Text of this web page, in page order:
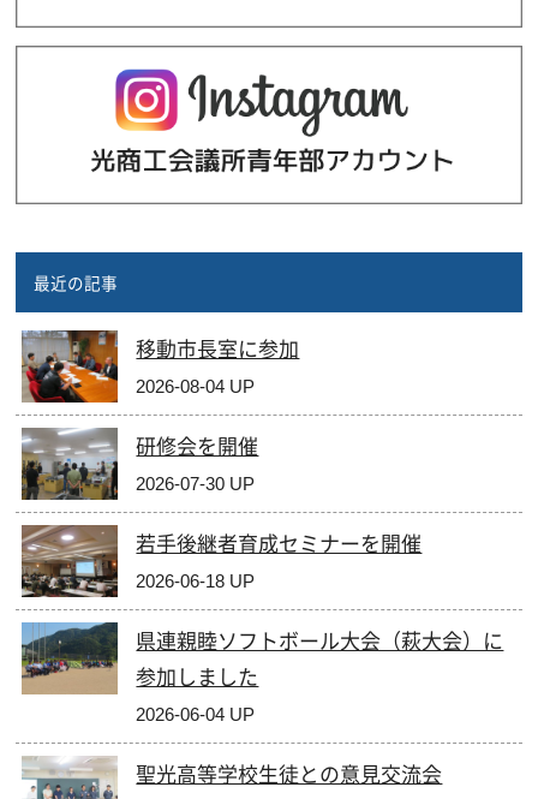
最近の記事
移動市長室に参加
2026-08-04 UP
研修会を開催
2026-07-30 UP
若手後継者育成セミナーを開催
2026-06-18 UP
県連親睦ソフトボール大会（萩大会）に
参加しました
2026-06-04 UP
聖光高等学校生徒との意見交流会